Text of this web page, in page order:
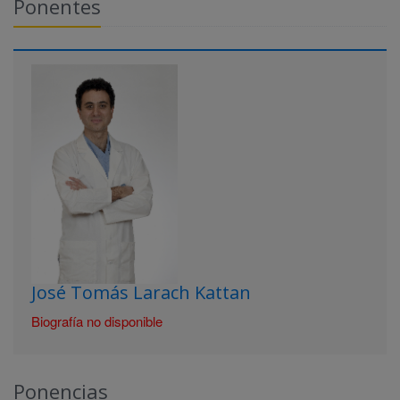
Ponentes
José Tomás Larach Kattan
Biografía no disponible
Ponencias